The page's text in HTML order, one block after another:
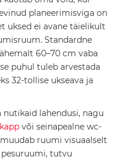
planeerimisviga on
uksed ei avane täielikult
Standardne
60–70 cm vaba
puhul tuleb arvestada
32-tollise ukseava ja
nutikaid lahendusi, nagu
või seinapealne wc-
ruumi visuaalselt
tutvu